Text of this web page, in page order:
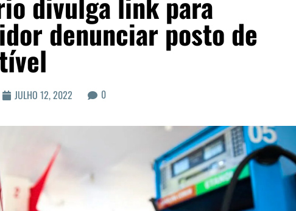
denunciar posto de
JULHO 12, 2022 0